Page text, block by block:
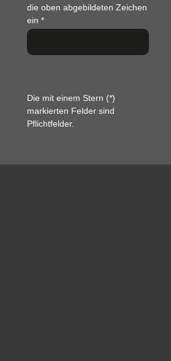
die oben abgebildeten Zeichen
ein*
Die mit einem Stern (*)
markierten Felder sind
Pflichtfelder.